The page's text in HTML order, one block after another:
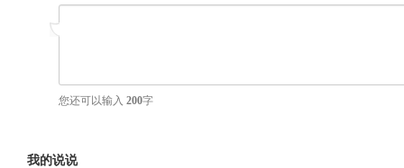
您还可以输入 200字
我的说说